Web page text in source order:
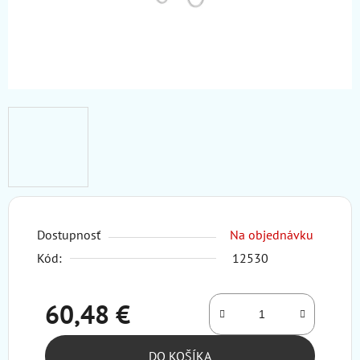
Dostupnosť
Na objednávku
Kód:
12530
60,48 €
Jednotková cena:
DO KOŠÍKA